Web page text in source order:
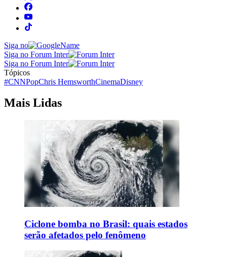
Siga no
Siga no Forum Inter
Siga no Forum Inter
Tópicos
#CNNPopChris HemsworthCinemaDisney
Mais Lidas
Ciclone bomba no Brasil: quais estados
serão afetados pelo fenômeno